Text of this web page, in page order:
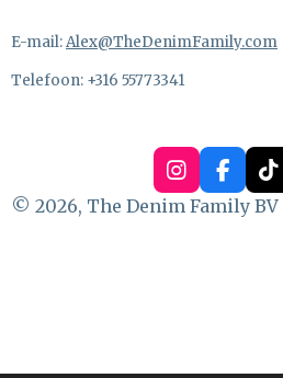
E-mail:Alex@TheDenimFamily.com
Telefoon: +316 55773341
I
n
s
F
a
c
T
i
k
© 2026, The Denim Family BV